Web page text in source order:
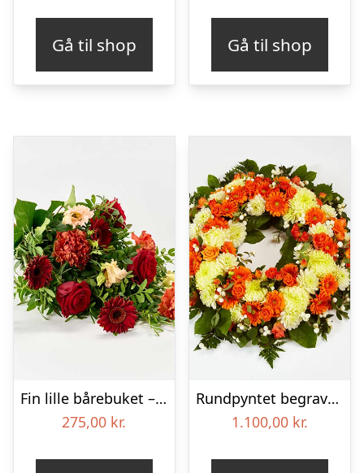
Gå til shop Gå til shop
Fin lille bårebuket – Blomster til begravelse
275,00 kr.
Rundpyntet begravelseskrans – Blomster til begravelse
1.100,00 kr.